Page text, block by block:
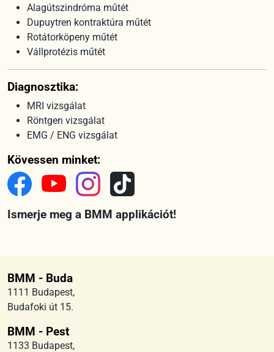
Alagútszindróma műtét
Dupuytren kontraktúra műtét
Rotátorköpeny műtét
Vállprotézis műtét
Diagnosztika:
MRI vizsgálat
Röntgen vizsgálat
EMG / ENG vizsgálat
Kövessen minket:
Ismerje meg a BMM applikációt!
BMM - Buda
1111 Budapest,
Budafoki út 15.
BMM - Pest
1133 Budapest,